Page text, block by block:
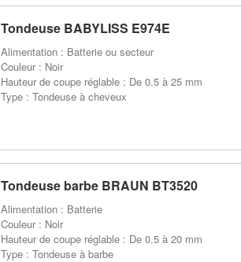
Tondeuse BABYLISS E974E
Alimentation : Batterie ou secteur
Couleur : Noir
Hauteur de coupe réglable : De 0.5 à 25 mm
Type : Tondeuse à cheveux
Tondeuse barbe BRAUN BT3520
Alimentation : Batterie
Couleur : Noir
Hauteur de coupe réglable : De 0.5 à 20 mm
Type : Tondeuse à barbe